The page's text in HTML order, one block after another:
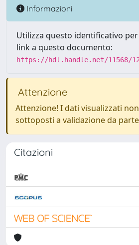
Informazioni
Utilizza questo identificativo
link a questo documento:
https://hdl.handle.net/11568/
Attenzione
Attenzione! I dati visualizzati
sottoposti a validazione da
Citazioni